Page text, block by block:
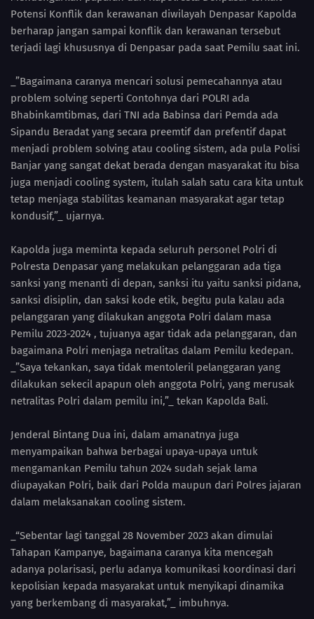
Potensi Konflik dan kerawanan diwilayah Denpasar Kapolda
berharap jangan sampai konflik dan kerawanan tersebut
terjadi lagi khususnya di Denpasar pada saat Pemilu saat ini.
_”Bagaimana caranya mencari solusi pemecahannya atau
problem solving seperti Contohnya dari POLRI ada
Bhabinkamtibmas, dari TNI ada Babinsa dari Pemda ada
Sipandu Beradat yang secara preemtif dan prefentif dapat
menjadi problem solving atau cooling sistem, ada pula Polisi
Banjar yang sangat dekat berada dengan masyarakat itu bisa
juga menjadi cooling system, itulah salah satu cara kita untuk
tetap menjaga stabilitas keamanan masyarakat agar tetap
kondusif,”_ ujarnya.
Kapolda juga meminta kepada seluruh personel Polri di
Polresta Denpasar yang melakukan pelanggaran ada tiga
sanksi yang menanti di depan, sanksi itu yaitu sanksi pidana,
sanksi disiplin, dan saksi kode etik, begitu pula kalau ada
pelanggaran yang dilakukan anggota Polri dalam masa
Pemilu 2023-2024 , tujuanya agar tidak ada pelanggaran, dan
bagaimana Polri menjaga netralitas dalam Pemilu kedepan.
_”Saya tekankan, saya tidak mentoleril pelanggaran yang
dilakukan sekecil apapun oleh anggota Polri, yang merusak
netralitas Polri dalam pemilu ini,”_ tekan Kapolda Bali.
Jenderal Bintang Dua ini, dalam amanatnya juga
menyampaikan bahwa berbagai upaya-upaya untuk
mengamankan Pemilu tahun 2024 sudah sejak lama
diupayakan Polri, baik dari Polda maupun dari Polres jajaran
dalam melaksanakan cooling sistem.
_“Sebentar lagi tanggal 28 November 2023 akan dimulai
Tahapan Kampanye, bagaimana caranya kita mencegah
adanya polarisasi, perlu adanya komunikasi koordinasi dari
kepolisian kepada masyarakat untuk menyikapi dinamika
yang berkembang di masyarakat,”_ imbuhnya.